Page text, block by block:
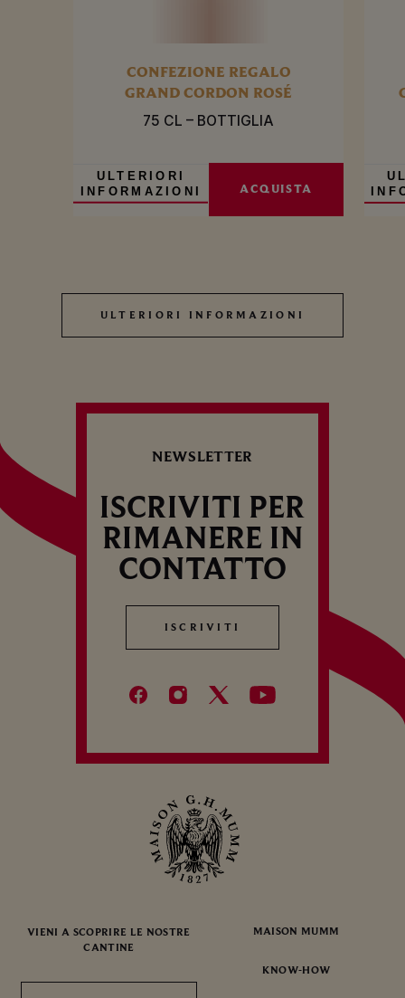
CONFEZIONE REGALO
GRAND CORDON ROSÉ
75 CL – BOTTIGLIA
ULTERIORI
INFORMAZIONI
ACQUISTA
ULTERIORI INFORMAZIONI
ULTERIORI INFORMAZIONI
NEWSLETTER
ISCRIVITI PER
RIMANERE IN
CONTATTO
ISCRIVITI
ISCRIVITI
VIENI A SCOPRIRE LE NOSTRE
CANTINE
MAISON MUMM
KNOW-HOW